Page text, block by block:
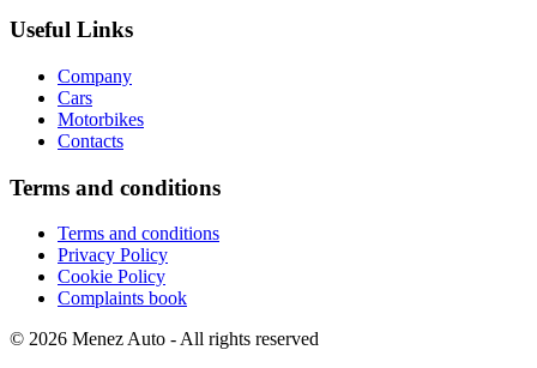
Useful Links
Company
Cars
Motorbikes
Contacts
Terms and conditions
Terms and conditions
Privacy Policy
Cookie Policy
Complaints book
© 2026 Menez Auto - All rights reserved